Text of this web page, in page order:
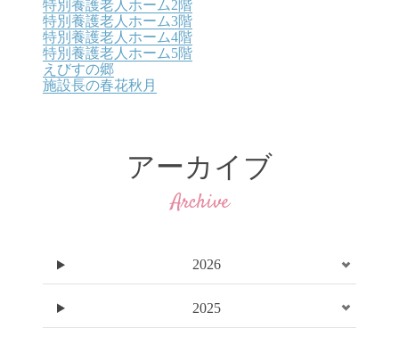
特別養護老人ホーム2階
特別養護老人ホーム3階
特別養護老人ホーム4階
特別養護老人ホーム5階
えびすの郷
施設長の春花秋月
アーカイブ
Archive
2026
2025